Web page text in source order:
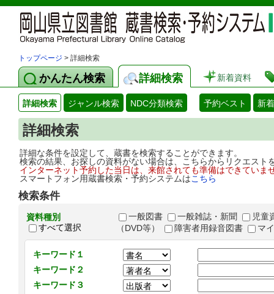
トップページ > 詳細検索
かんたん検索 詳細検索 新着資料
詳細検索 ジャンル検索 NDC分類検索 予約ベスト 新
詳細検索
詳細な条件を設定して、蔵書を検索することができます。
検索の結果、お探しの資料がない場合は、こちらからリクエス
インターネット予約した当日は、来館されても準備はできてい
スマートフォン用蔵書検索・予約システムはこちら
検索条件
資料種別
すべて選択
一般図書 一般雑誌・新聞
児童
（DVD等）
障害者用録音図書 マ
キーワード１
キーワード２
キーワード３